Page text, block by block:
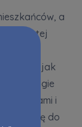
a
w tej
jak
technologie
mediami i
energię do